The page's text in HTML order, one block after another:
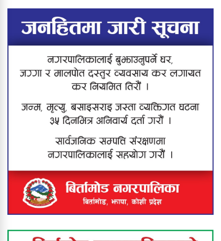
कनकाईमा दर्दनाक दुर्घटना : बाबु–छोरीको
मृत्यु, आमा जीवनमृत्युको संघर्षमा
झापामा ठूलो स्वीप अपरेसन : ६८ जना
नियन्त्रणमा, करिब २० ग्राम खैरो हेरोइन
बरामद
बंगलादेशी नागरिक पक्राउ
यस वर्षको ‘श्रीप्रसाद ओली स्मृति
राष्ट्रिय÷अन्तर्राष्ट्रिय प्रज्ञान पुरस्कार’ प्रा. डा.
सुरेशराज शर्मा र राष्ट्रिय आविष्कार केन्द्रलाई